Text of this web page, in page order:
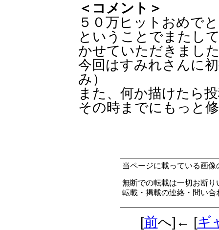
＜コメント＞
５０万ヒットおめで
ということでまたし
かせていただきまし
今回はすみれさんに
み）
また、何か描けたら
その時までにもっと
当ページに載っている画
無断での転載は一切お断り
転載・掲載の連絡・問い
[前へ]← [ギ